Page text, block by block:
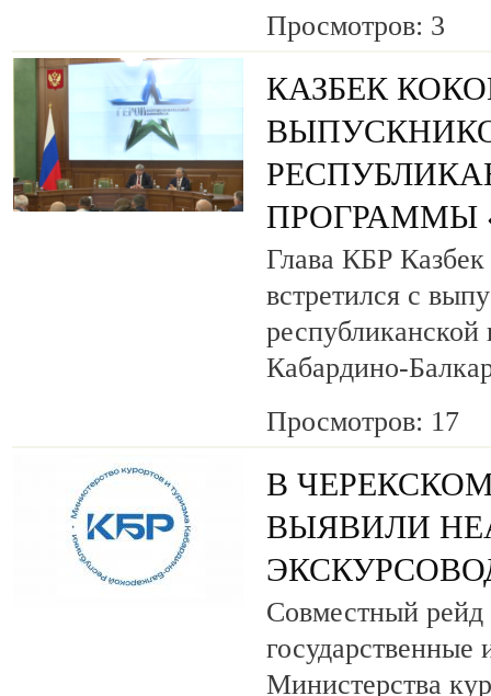
Просмотров: 3
КАЗБЕК
ПРОГРАММЫ
Глава КБР Казбек
встретился с
Кабардино-
Просмотров: 17
В
ВЫЯВИЛИ
Совместный рейд
государственные
Министерства